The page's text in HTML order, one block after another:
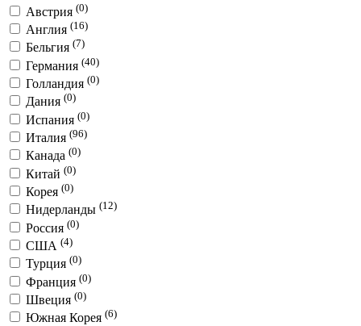
Австрия (0)
Англия (16)
Бельгия (7)
Германия (40)
Голландия (0)
Дания (0)
Испания (0)
Италия (96)
Канада (0)
Китай (0)
Корея (0)
Нидерланды (12)
Россия (0)
США (4)
Турция (0)
Франция (0)
Швеция (0)
Южная Корея (6)